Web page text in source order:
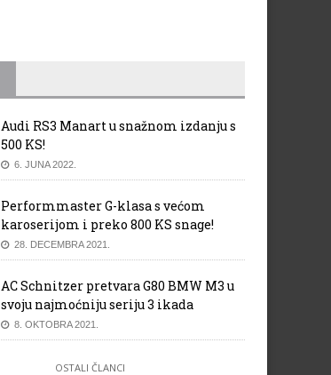
Audi RS3 Manart u snažnom izdanju s
500 KS!
6. JUNA 2022.
Performmaster G-klasa s većom
karoserijom i preko 800 KS snage!
28. DECEMBRA 2021.
AC Schnitzer pretvara G80 BMW M3 u
svoju najmoćniju seriju 3 ikada
8. OKTOBRA 2021.
OSTALI ČLANCI